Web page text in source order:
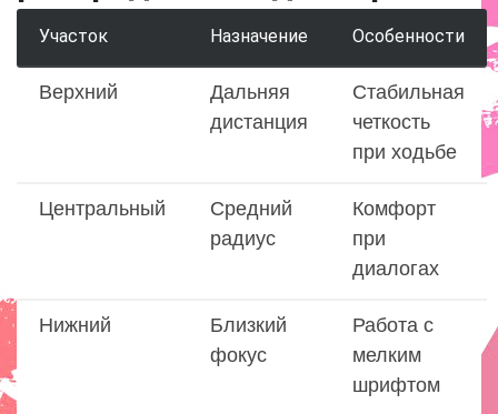
Участок Назначение Особенности
Верхний
Дальняя
дистанция
Стабильная
четкость
при ходьбе
Центральный
Средний
радиус
Комфорт
при
диалогах
Нижний
Близкий
фокус
Работа с
мелким
шрифтом